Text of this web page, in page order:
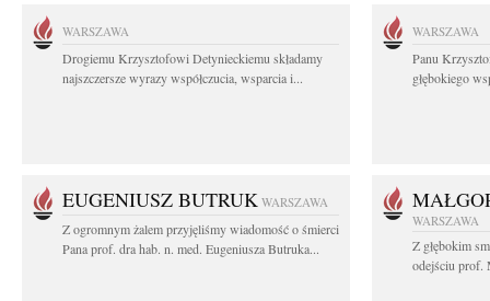
WARSZAWA
Drogiemu Krzysztofowi Detynieckiemu składamy
najszczersze wyrazy współczucia, wsparcia i...
WARSZAWA
Panu
głębokiego
EUGENIUSZ BUTRUK WARSZAWA
Z ogromnym żalem przyjęliśmy wiadomość o śmierci
Pana prof. dra hab. n. med. Eugeniusza Butruka...
WARSZAWA
Z głębokim
odejściu prof.